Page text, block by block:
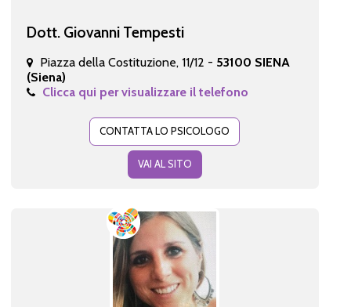
Dott. Giovanni Tempesti
Piazza della Costituzione, 11/12 - 53100 SIENA
(Siena)
Clicca qui per visualizzare il telefono
CONTATTA LO PSICOLOGO
VAI AL SITO